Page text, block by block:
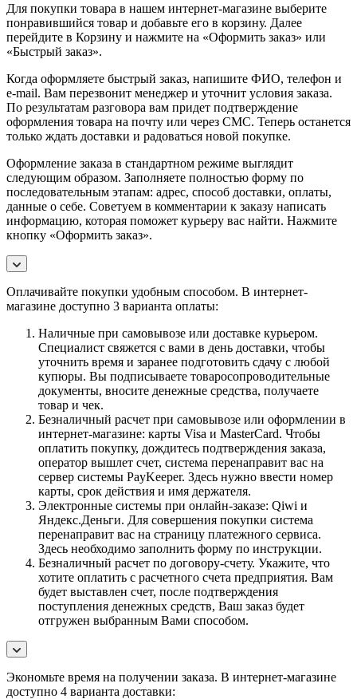
Для покупки товара в нашем интернет-магазине выберите
понравившийся товар и добавьте его в корзину. Далее
перейдите в Корзину и нажмите на «Оформить заказ» или
«Быстрый заказ».
Когда оформляете быстрый заказ, напишите ФИО, телефон и
e-mail. Вам перезвонит менеджер и уточнит условия заказа.
По результатам разговора вам придет подтверждение
оформления товара на почту или через СМС. Теперь останется
только ждать доставки и радоваться новой покупке.
Оформление заказа в стандартном режиме выглядит
следующим образом. Заполняете полностью форму по
последовательным этапам: адрес, способ доставки, оплаты,
данные о себе. Советуем в комментарии к заказу написать
информацию, которая поможет курьеру вас найти. Нажмите
кнопку «Оформить заказ».
Оплачивайте покупки удобным способом. В интернет-
магазине доступно 3 варианта оплаты:
Наличные при самовывозе или доставке курьером.
Специалист свяжется с вами в день доставки, чтобы
уточнить время и заранее подготовить сдачу с любой
купюры. Вы подписываете товаросопроводительные
документы, вносите денежные средства, получаете
товар и чек.
Безналичный расчет при самовывозе или оформлении в
интернет-магазине: карты Visa и MasterCard. Чтобы
оплатить покупку, дождитесь подтверждения заказа,
оператор вышлет счет, система перенаправит вас на
сервер системы PayKeeper. Здесь нужно ввести номер
карты, срок действия и имя держателя.
Электронные системы при онлайн-заказе: Qiwi и
Яндекс.Деньги. Для совершения покупки система
перенаправит вас на страницу платежного сервиса.
Здесь необходимо заполнить форму по инструкции.
Безналичный расчет по договору-счету. Укажите, что
хотите оплатить с расчетного счета предприятия. Вам
будет выставлен счет, после подтверждения
поступления денежных средств, Ваш заказ будет
отгружен выбранным Вами способом.
Экономьте время на получении заказа. В интернет-магазине
доступно 4 варианта доставки: